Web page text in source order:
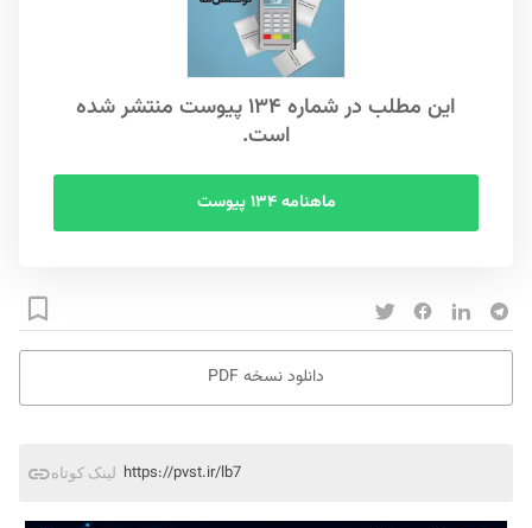
این مطلب در شماره ۱۳۴ پیوست منتشر شده
است.
ماهنامه ۱۳۴ پیوست
دانلود نسخه PDF
لینک کوتاه https://pvst.ir/lb7